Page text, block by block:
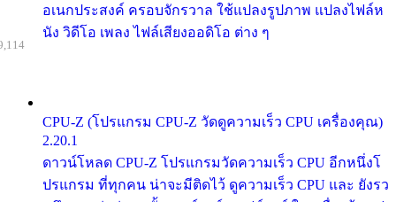
อเนกประสงค์ ครอบจักรวาล ใช้แปลงรูปภาพ แปลงไฟล์ห
นัง วิดีโอ เพลง ไฟล์เสียงออดิโอ ต่าง ๆ
CPU-Z (โปรแกรม CPU-Z วัดดูความเร็ว CPU เครื่องคุณ)
2.20.1
ดาวน์โหลด CPU-Z โปรแกรมวัดความเร็ว CPU อีกหนึ่งโ
ปรแกรม ที่ทุกคน น่าจะมีติดไว้ ดูความเร็ว CPU และ ยังรว